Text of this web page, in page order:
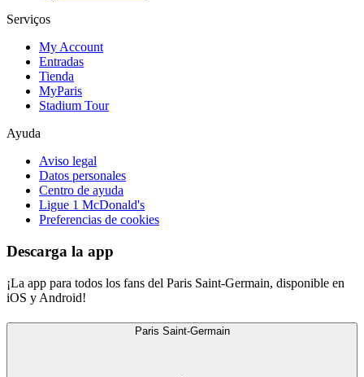
Serviços
My Account
Entradas
Tienda
MyParis
Stadium Tour
Ayuda
Aviso legal
Datos personales
Centro de ayuda
Ligue 1 McDonald's
Preferencias de cookies
Descarga la app
¡La app para todos los fans del Paris Saint-Germain, disponible en
iOS y Android!
Paris Saint-Germain